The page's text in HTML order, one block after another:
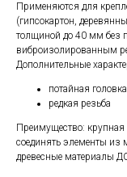
Применяются для
(гипсокартон,
толщиной до 40 мм без
виброизолированным
Дополнительные
потайная
редкая резьба
Преимущество: крупная
соединять элементы из
древесные материалы